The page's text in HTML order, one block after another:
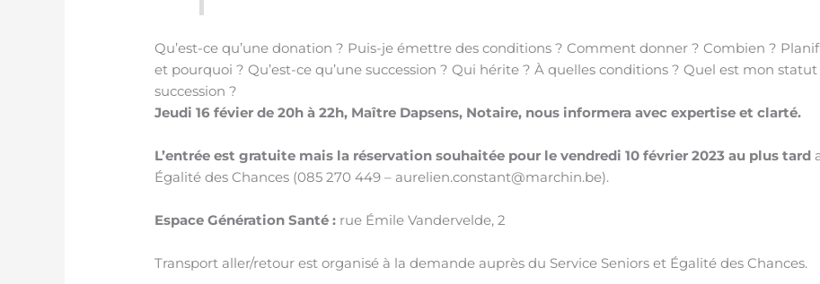
Qu’est-ce qu’une donation ? Puis-je émettre des conditions ? Comment donner ? Combien ?
et pourquoi ? Qu’est-ce qu’une succession ? Qui hérite ? À quelles conditions ? Quel est mon
succession ?
Jeudi 16 févier de 20h à 22h, Maître Dapsens, Notaire, nous informera avec expertise et clarté.
L’entrée est gratuite mais la réservation souhaitée pour le vendredi 10 février 2023 au plus tard
Égalité des Chances (085 270 449 – aurelien.constant@marchin.be).
Espace Génération Santé : rue Émile Vandervelde, 2
Transport aller/retour est organisé à la demande auprès du Service Seniors et Égalité des Chances.